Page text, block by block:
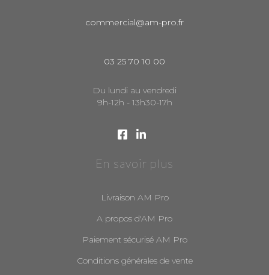
commercial@am-pro.fr
03 25 70 10 00
Du lundi au vendredi
9h-12h - 13h30-17h
En savoir plus
Livraison AM Pro
A propos d'AM Pro
Paiement sécurisé AM Pro
Conditions générales de vente